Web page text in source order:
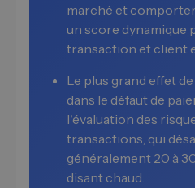
marché et
un score dynamique
transaction et client
Le plus grand effet
dans le défaut de
l'évaluation des
transactions, qui
généralement 20 à
disant chaud.